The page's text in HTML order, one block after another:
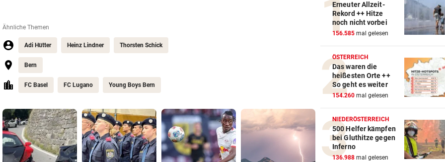
Ähnliche Themen
Adi Hütter Heinz Lindner Thorsten Schick
Bern
FC Basel FC Lugano Young Boys Bern
Erneuter Allzeit-
Rekord ++ Hitze
noch nicht vorbei
156.585 mal gelesen
ÖSTERREICH
Das waren die
heißesten Orte ++
So geht es weiter
154.260 mal gelesen
NIEDERÖSTERREICH
500 Helfer kämpfen
bei Gluthitze gegen
Inferno
136.988 mal gelesen
ZUM VERGLEICH
Crosstrainer Vergleich
ZUM VERGLEICH
E-Bike Vergleich
ZUM VERGLEICH
Elektro-Scooter Vergleich